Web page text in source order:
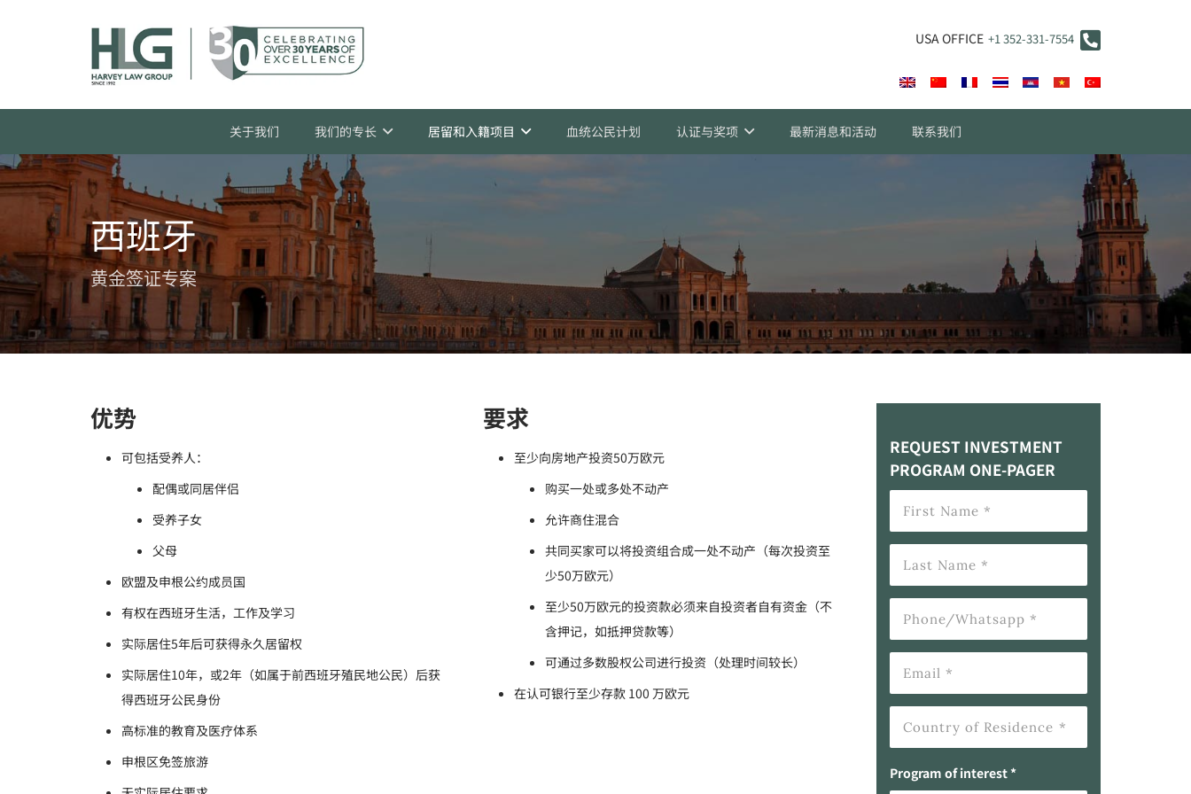
USA OFFICE +1 352-331-7554
关于我们 我们的专长 居留和入籍项目 血统公民计划 认证与奖项 最新消息和活动 联系我们
西班牙
黄金签证专案
优势
可包括受养人：
配偶或同居伴侣
受养子女
父母
欧盟及申根公约成员国
有权在西班牙生活，工作及学习
实际居住5年后可获得永久居留权
实际居住10年，或2年（如属于前西班牙殖民地公民）后获
得西班牙公民身份
高标准的教育及医疗体系
申根区免签旅游
要求
至少向房地产投资50万欧元
购买一处或多处不动产
允许商住混合
共同买家可以将投资组合成一处不动产（每次投资至
少50万欧元）
至少50万欧元的投资款必须来自投资者自有资金（不
含押记，如抵押贷款等）
可通过多数股权公司进行投资（处理时间较长）
在认可银行至少存款 100 万欧元
REQUEST INVESTMENT
PROGRAM ONE-PAGER
Program of interest *